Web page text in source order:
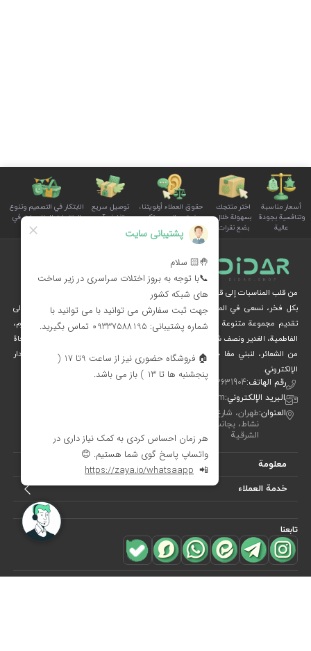
أسعار مناسبة
وتنافسية بجودة
عالية
اختر منتجك
بسهولة خلال
بضع نقرات
حقوق العملاء أولويتنا،
ونستمع إلى صوتكم
بوضوح واهتمام
توصيل سريع
وتغليف آمن
الابتكار في التصميم وتنوع
المنتجات للمناسبات في
سلة الأسرة
من قلب المناسبات إلى قلوب الناس
بكل فخر، نسعى في المجموعة الثقافية ديدار، من خلال الإبداع والرؤية الثقافية، إلى
تقديم مجموعة متنوعة من المنتجات الخاصة بالمناسبات الوطنية والدينية، مثل محرم،
الفاطمية، الغدير ونصف شعبان، عبر متجرنا الإلكتروني.
نُهديكم هدايا فريدة وزينة مستوحاة
من الشعائر، لنبني معًا جسرًا جميلاً بين التقاليد والفن والحياة المعاصرة. متجر ديدار
الإلكتروني.
رقم الهاتف:00982122631904
البريد الإلكتروني:info[at]didareshop.com
العنوان:طهران، شارع شريعتي، فوق قُلهَك، شارع الشهيد كلاهدوز، تقاطع
الشرقية
معلومة
خدمة العملاء
تابعنا